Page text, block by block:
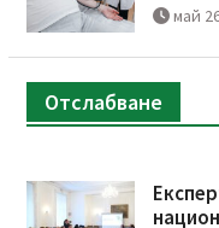
май
Отслабване